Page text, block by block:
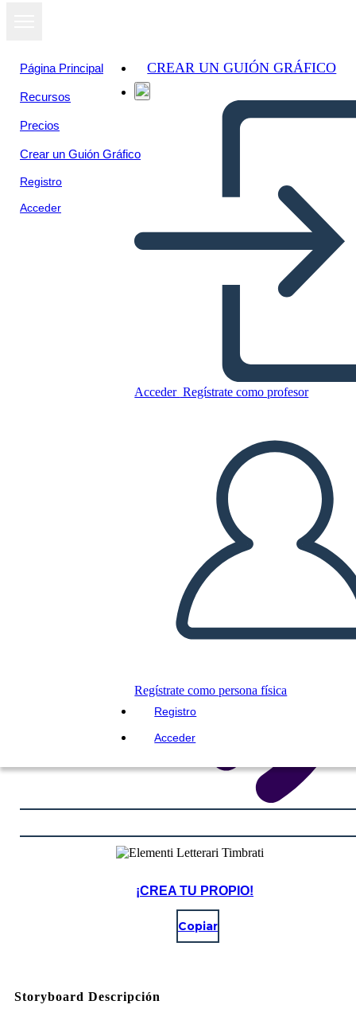
Página Principal
Recursos
Precios
Crear un Guión Gráfico
Registro
Acceder
CREAR UN GUIÓN GRÁFICO
Acceder Regístrate como profesor
Regístrate como persona física
Registro
Acceder
Copie este guión gráfico
JUEGO DE DIAPOSITIVAS
LEERME
¡CREA TU PROPIO!
Copiar
Storyboard Descripción